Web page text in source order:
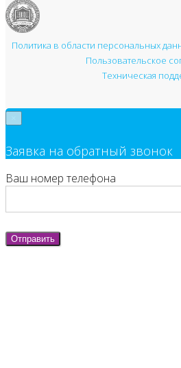
Политика в области персональных
Пользовательское
Техническая
Заявка на обратный звонок
Ваш номер телефона
Отправить